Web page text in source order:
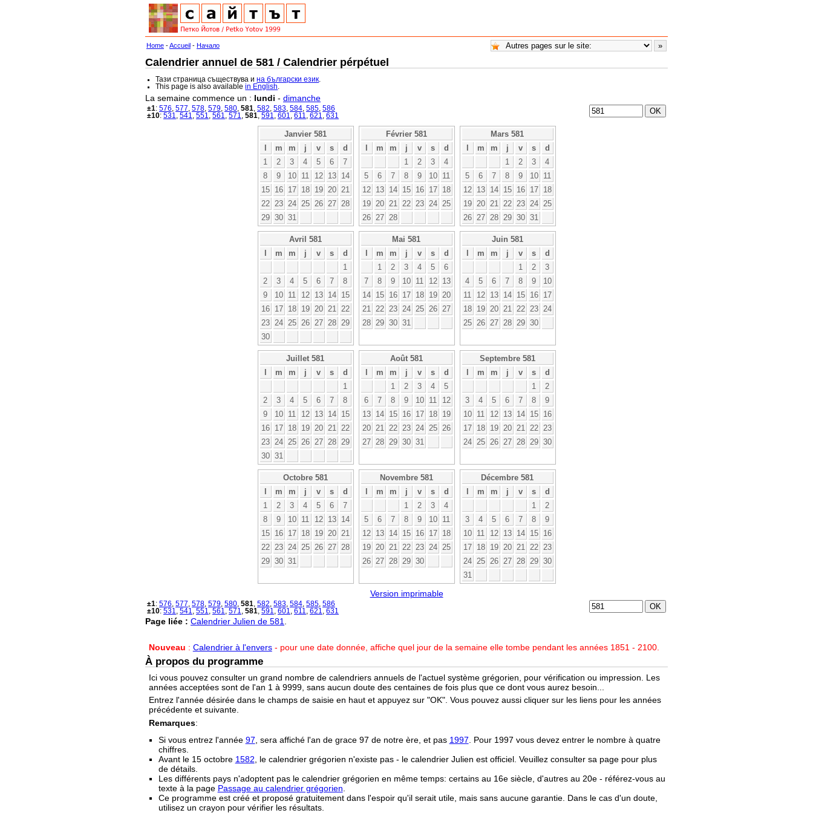
Home -Accueil - Начало
Calendrier annuel de 581 / Calendrier pérpétuel
Тази страница съществува ина български език
This page is also availablein English
La semaine commence un : lundi - dimanche
±1: 576 577 578 579 580 581 582 583 584 585 586
±10: 531 541 551 561 571 581 591 601 611 621 631
Janvier 581
l
m m j v s
d
1
2 3 4 5 6
7
8
9 10 11 12 13
14
15
16 17 18 19 20
21
22
23 24 25 26 27
28
29 30 31
Février 581
l
m m j v s
d
1
2 3
4
5
6 7 8 9 10
11
12
13 14 15 16 17
18
19
20 21 22 23 24
25
26
27 28
Mars 581
l
m m j v s
d
1
2 3
4
5
6 7 8 9 10
11
12
13 14 15 16 17
18
19
20 21 22 23 24
25
26
27 28 29 30 31
Avril 581
l
m m j v s
d
1
2
3 4 5 6 7
8
9
10 11 12 13 14
15
16
17 18 19 20 21
22
23
24 25 26 27 28
29
30
Mai 581
l
m m j v s
d
1
2 3 4 5
6
7
8 9 10 11 12
13
14
15 16 17 18 19
20
21
22 23 24 25 26
27
28
29 30 31
Juin 581
l
m m j v s
d
1
2
3
4
5 6 7 8 9
10
11
12 13 14 15 16
17
18
19 20 21 22 23
24
25
26 27 28 29 30
Juillet 581
l
m m j v s
d
1
2
3 4 5 6 7
8
9
10 11 12 13 14
15
16
17 18 19 20 21
22
23
24 25 26 27 28
29
30 31
Août 581
l
m m j v s
d
1
2 3 4
5
6
7 8 9 10 11
12
13
14 15 16 17 18
19
20
21 22 23 24 25
26
27
28 29 30 31
Septembre 581
l
m m j v s
d
1
2
3
4 5 6 7 8
9
10
11 12 13 14 15
16
17
18 19 20 21 22
23
24
25 26 27 28 29 30
Octobre 581
l
m m j v s
d
1
2 3 4 5 6
7
8
9 10 11 12 13
14
15
16 17 18 19 20
21
22
23 24 25 26 27
28
29 30 31
Novembre 581
l
m m j v s
d
1
2 3
4
5
6 7 8 9 10
11
12
13 14 15 16 17
18
19
20 21 22 23 24
25
26
27 28 29 30
Décembre 581
l
m m j v s
d
1
2
3
4 5 6 7 8
9
10
11 12 13 14 15
16
17
18 19 20 21 22
23
24
25 26 27 28 29 30
31
Version imprimable
±1: 576 577 578 579 580 581 582 583 584 585 586
±10: 531 541 551 561 571 581 591 601 611 621 631
Page liée : Calendrier Julien de 581
Nouveau : Calendrier à l'envers- pour une date donnée, affiche quel jour de la semaine elle tombe pendant les années 1851 - 2100.
À propos du programme
Ici vous pouvez consulter un grand nombre de calendriers annuels de l'actuel système grégorien, pour vérification ou impression. Les
années acceptées sont de l'an 1 à 9999, sans aucun doute des centaines de fois plus que ce dont vous aurez besoin...
Entrez l'année désirée dans le champs de saisie en haut et appuyez sur "OK". Vous pouvez aussi cliquer sur les liens pour les années
précédente et suivante.
Remarques:
Si vous entrez l'année 97 , sera affiché l'an de grace 97 de notre ère, et pas 1997 . Pour 1997 vous devez entrer le nombre à quatre
chiffres.
Avant le 15 octobre 1582 , le calendrier grégorien n'existe pas - le calendrier Julien est officiel. Veuillez consulter sa page pour plus
de détails.
Les différents pays n'adoptent pas le calendrier grégorien en même temps: certains au 16e siècle, d'autres au 20e - référez-vous au
texte à la page Passage au calendrier grégorien
Ce programme est créé et proposé gratuitement dans l'espoir qu'il serait utile, mais sans aucune garantie. Dans le cas d'un doute,
utilisez un crayon pour vérifier les résultats.